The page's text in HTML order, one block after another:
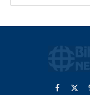
Facebook
X